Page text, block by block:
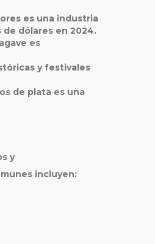
es una industria
dólares en 2024.
es
y festivales
de plata es una
y
incluyen: